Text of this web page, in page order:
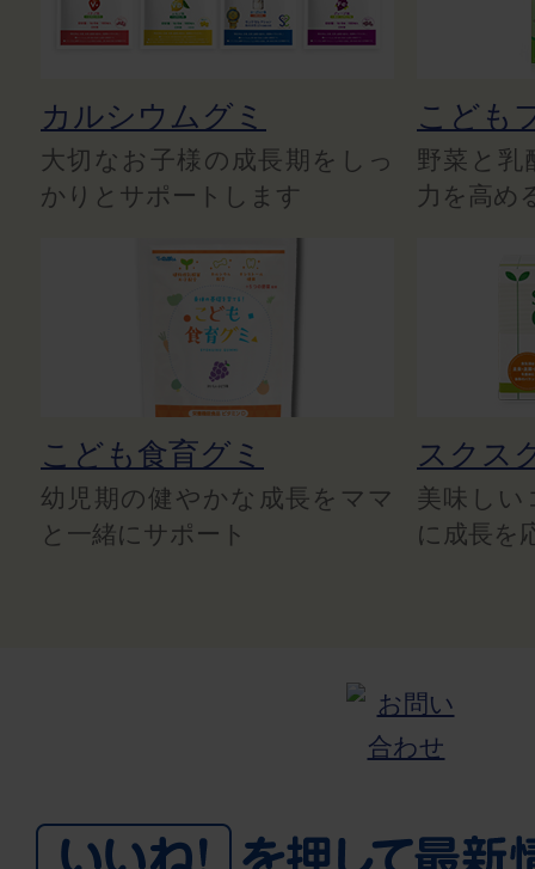
カルシウムグミ
大切なお子様の成長期をしっ
かりとサポートします
こども
野菜と乳
力を高め
こども食育グミ
幼児期の健やかな成長をママ
と一緒にサポート
スクス
美味しい
に成長を